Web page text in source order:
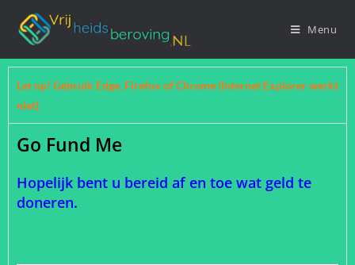
Menu
Let op! Gebruik Edge, Firefox of Chrome (Internet Explorer werkt
niet)
Go Fund Me
Hopelijk bent u bereid af en toe wat geld te
doneren.